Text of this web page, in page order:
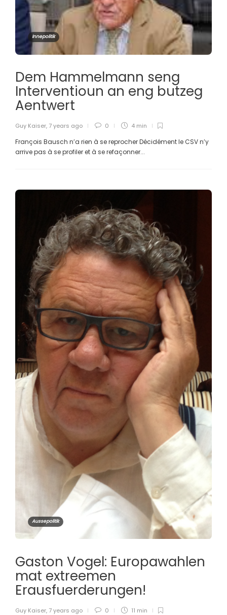
Innepolitik
Dem Hammelmann seng
Interventioun an eng butzeg
Aentwert
Guy Kaiser, 7 years ago 0 4 min
François Bausch n’a rien à se reprocher Décidément le CSV n’y
arrive pas à se profiler et à se refaçonner...
Aussepolitik
Gaston Vogel: Europawahlen
mat extreemen
Erausfuerderungen!
Guy Kaiser, 7 years ago 0 11 min